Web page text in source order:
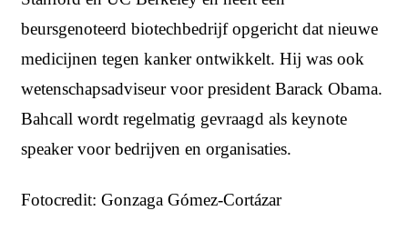
beursgenoteerd biotechbedrijf opgericht dat nieuwe
medicijnen tegen kanker ontwikkelt. Hij was ook
wetenschapsadviseur voor president Barack Obama.
Bahcall wordt regelmatig gevraagd als keynote
speaker voor bedrijven en organisaties.
Fotocredit: Gonzaga Gómez-Cortázar